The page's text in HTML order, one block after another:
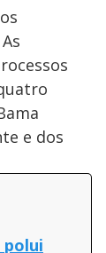
e dos
polui